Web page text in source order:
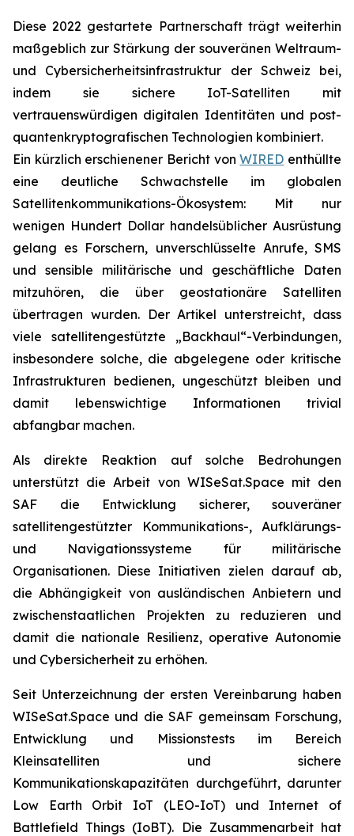
Diese 2022 gestartete Partnerschaft trägt weiterhin
maßgeblich zur Stärkung der souveränen Weltraum-
und Cybersicherheitsinfrastruktur der Schweiz bei,
indem sie sichere IoT-Satelliten mit
vertrauenswürdigen digitalen Identitäten und post-
quantenkryptografischen Technologien kombiniert.
Ein kürzlich erschienener Bericht vonWIRED enthüllte
eine deutliche Schwachstelle im globalen
Satellitenkommunikations-Ökosystem: Mit nur
wenigen Hundert Dollar handelsüblicher Ausrüstung
gelang es Forschern, unverschlüsselte Anrufe, SMS
und sensible militärische und geschäftliche Daten
mitzuhören, die über geostationäre Satelliten
übertragen wurden. Der Artikel unterstreicht, dass
viele satellitengestützte „Backhaul“-Verbindungen,
insbesondere solche, die abgelegene oder kritische
Infrastrukturen bedienen, ungeschützt bleiben und
damit lebenswichtige Informationen trivial
abfangbar machen.
Als direkte Reaktion auf solche Bedrohungen
unterstützt die Arbeit von WISeSat.Space mit den
SAF die Entwicklung sicherer, souveräner
satellitengestützter Kommunikations-, Aufklärungs-
und Navigationssysteme für militärische
Organisationen. Diese Initiativen zielen darauf ab,
die Abhängigkeit von ausländischen Anbietern und
zwischenstaatlichen Projekten zu reduzieren und
damit die nationale Resilienz, operative Autonomie
und Cybersicherheit zu erhöhen.
Seit Unterzeichnung der ersten Vereinbarung haben
WISeSat.Space und die SAF gemeinsam Forschung,
Entwicklung und Missionstests im Bereich
Kleinsatelliten und sichere
Kommunikationskapazitäten durchgeführt, darunter
Low Earth Orbit IoT (LEO-IoT) und Internet of
Battlefield Things (IoBT). Die Zusammenarbeit hat